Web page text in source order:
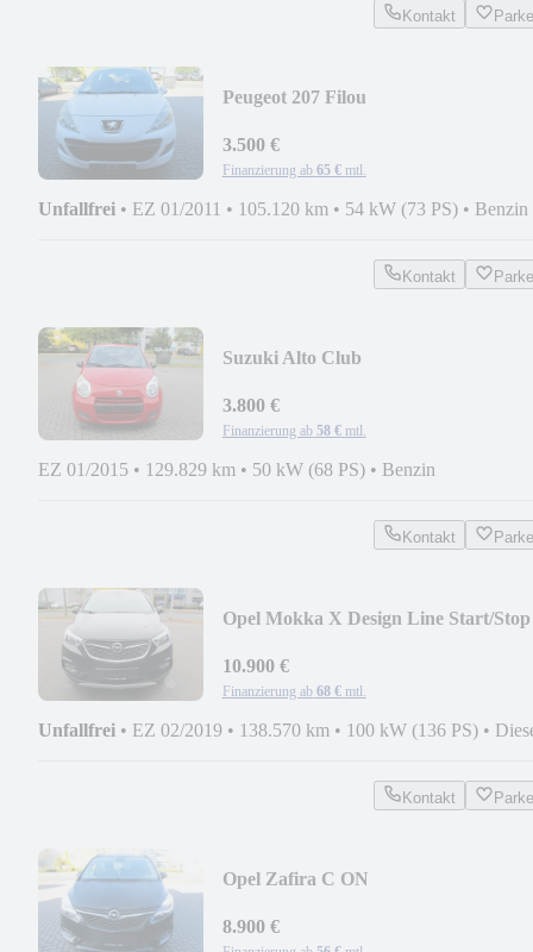
Kontakt
Peugeot 207 Filou
3.500 €
Finanzierung ab 65 € mtl.
Unfallfrei • EZ 01/2011 • 105.120 km • 54 kW (73 PS) • Benzin
Kontakt
Suzuki Alto Club
3.800 €
Finanzierung ab 58 € mtl.
EZ 01/2015 • 129.829 km • 50 kW (68 PS) • Benzin
Kontakt
Opel Mokka X Design Line Start/Stop
10.900 €
Finanzierung ab 68 € mtl.
Unfallfrei • EZ 02/2019 • 138.570 km • 100 kW (136 PS) •
Kontakt
Opel Zafira C ON
8.900 €